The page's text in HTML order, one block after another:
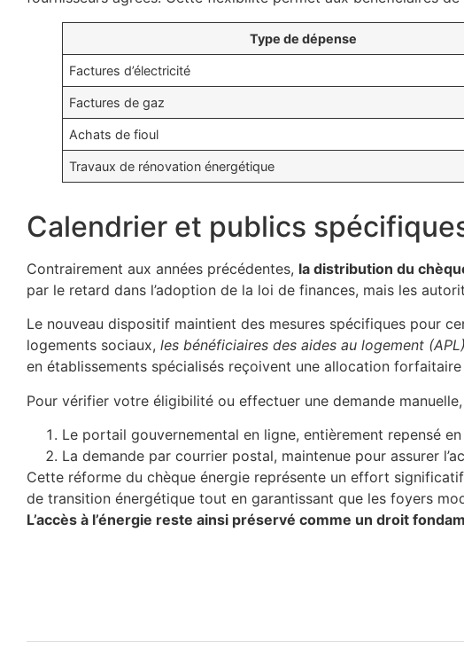
Type de dépense
Factures d’électricité
Factures de gaz
Achats de fioul
Travaux de rénovation énergétique
Calendrier et publics
Contrairement aux années précédentes, la distribution du
par le retard dans l’adoption de la loi de finances, mais les
Le nouveau dispositif maintient des mesures spécifiques pour
logements sociaux, les bénéficiaires des aides au logement (APL)
en établissements spécialisés reçoivent une allocation
Pour vérifier votre éligibilité ou effectuer une demande
Le portail gouvernemental en ligne, entièrement repensé
La demande par courrier postal, maintenue pour assurer
Cette réforme du chèque énergie représente un effort
de transition énergétique tout en garantissant que les foyers
L’accès à l’énergie reste ainsi préservé comme un droit